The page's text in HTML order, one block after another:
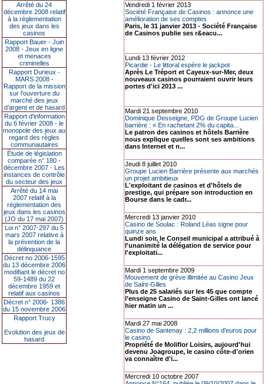
Arrêté du 24
décembre 2008 relatif
à la réglementation
des jeux dans les
casinos
Rapport Bauer - Juin
2008 - Jeux en ligne
et menaces
criminelles
Rapport Durieux -
MARS 2008 -
Rapport de la mission
sur l’ouverture du
marché des jeux
d’argent et de hasard
Rapport d'information
du 6 février 2008 - le
monopole des jeux au
regard des règles
communautaires
Étude de législation
comparée n° 180 -
décembre 2007 - Les
instances de contrôle
du secteur des jeux
Arrêté du 14 mai
2007 relatif à la
réglementation des
jeux dans les casinos
(JO du 17 mai 2007)
Loi n° 2007-297 du 5
mars 2007 relative à
la prévention de la
délinquance
Décret no 2006-1595
du 13 décembre 2006
modifiant le décret no
59-1489 du 22
décembre 1959 et
relatif aux casinos
Décret n° 2006- 1386
du 15 novembre 2006
Rapport Trucy
Evolution des jeux de
hasard
Vendredi 1 février 2013
Société Française de Casinos : annonce une
amélioration de ses comptes
Paris, le 31 janvier 2013 - Société Française
de Casinos publie ses r&eacu...
Lundi 13 février 2012
Picardie - Le littoral espère le jackpot
Après Le Tréport et Cayeux-sur-Mer, deux
nouveaux casinos pourraient ouvrir leurs
portes d'ici 2013 ...
Mardi 21 septembre 2010
Dominique Desseigne, PDG de Groupe Lucien
barrière : « En rachetant 2% du capita...
Le patron des casinos et hôtels Barrière
nous explique quelles sont ses ambitions
dans Internet et n...
Jeudi 8 juillet 2010
Groupe Lucien Barrière présente aux marchés
un projet ambitieux
L'exploitant de casinos et d'hôtels de
prestige, qui prépare son introduction en
Bourse dans le cadr...
Mercredi 13 janvier 2010
Casino de Soulac : Roland Léas signe pour
quinze ans
Lundi soir, le Conseil municipal a attribué à
l'unanimité la délégation de service pour
l'exploitati...
Mardi 1 septembre 2009
Mouvement de grève illimitée au Casino Jeux
de Saint-Gilles
Plus de 25 salariés sur les 45 que compte
l’enseigne Casino de Saint-Gilles ont lancé
hier matin un ...
Mardi 27 mai 2008
Casino de Santenay : 2,2 millions d'euros pour
le casino
Propriété de Moliflor Loisirs, aujourd'hui
devenu Joagroupe, le casino côte-d'orien
va connaître d'i...
Mercredi 10 octobre 2007